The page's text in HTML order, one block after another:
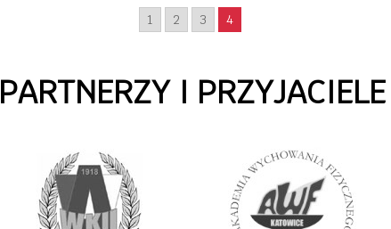
1 2 3 4
PARTNERZY I PRZYJACIELE